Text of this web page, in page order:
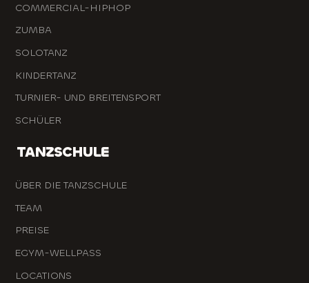
COMMERCIAL-HIPHOP
ZUMBA
SOLOTANZ
KINDERTANZ
TURNIER- UND BREITENSPORT
SCHÜLER
TANZSCHULE
ÜBER DIE TANZSCHULE
TEAM
PREISE
EGYM-WELLPASS
LOCATIONS